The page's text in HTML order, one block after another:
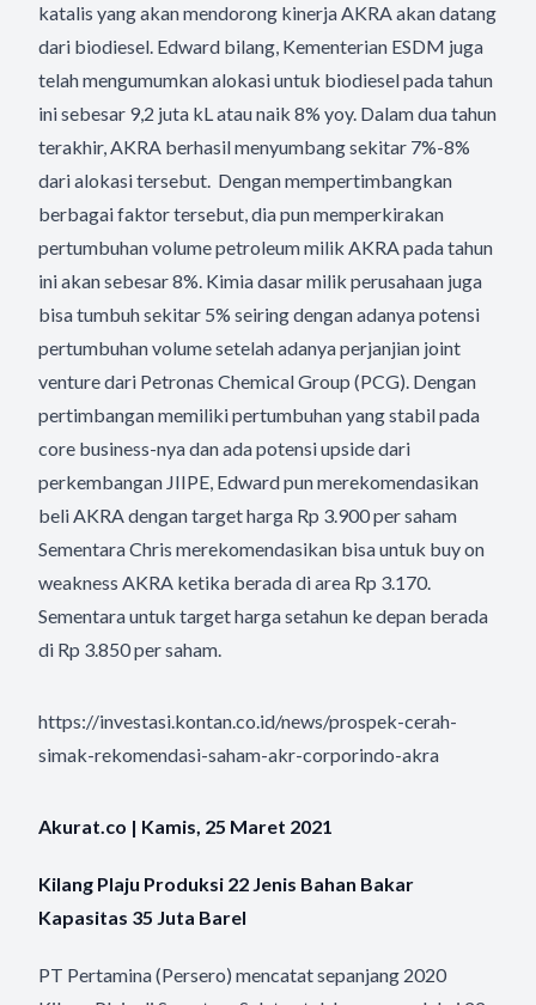
katalis yang akan mendorong kinerja AKRA akan datang
dari biodiesel. Edward bilang, Kementerian ESDM juga
telah mengumumkan alokasi untuk biodiesel pada tahun
ini sebesar 9,2 juta kL atau naik 8% yoy. Dalam dua tahun
terakhir, AKRA berhasil menyumbang sekitar 7%-8%
dari alokasi tersebut. Dengan mempertimbangkan
berbagai faktor tersebut, dia pun memperkirakan
pertumbuhan volume petroleum milik AKRA pada tahun
ini akan sebesar 8%. Kimia dasar milik perusahaan juga
bisa tumbuh sekitar 5% seiring dengan adanya potensi
pertumbuhan volume setelah adanya perjanjian joint
venture dari Petronas Chemical Group (PCG). Dengan
pertimbangan memiliki pertumbuhan yang stabil pada
core business-nya dan ada potensi upside dari
perkembangan JIIPE, Edward pun merekomendasikan
beli AKRA dengan target harga Rp 3.900 per saham
Sementara Chris merekomendasikan bisa untuk buy on
weakness AKRA ketika berada di area Rp 3.170.
Sementara untuk target harga setahun ke depan berada
di Rp 3.850 per saham.
https://investasi.kontan.co.id/news/prospek-cerah-
simak-rekomendasi-saham-akr-corporindo-akra
Akurat.co | Kamis, 25 Maret 2021
Kilang Plaju Produksi 22 Jenis Bahan Bakar
Kapasitas 35 Juta Barel
PT Pertamina (Persero) mencatat sepanjang 2020